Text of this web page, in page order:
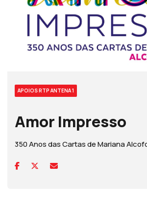
APOIOS RTP ANTENA 1
Amor Impresso
350 Anos das Cartas de Mariana